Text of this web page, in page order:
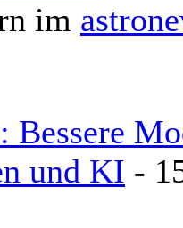
im
Bessere
und KI -